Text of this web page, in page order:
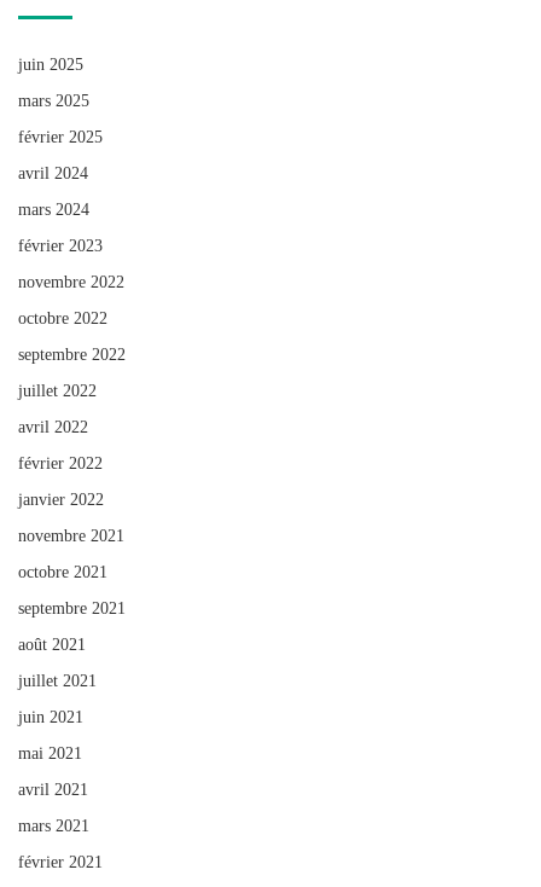
juin 2025
mars 2025
février 2025
avril 2024
mars 2024
février 2023
novembre 2022
octobre 2022
septembre 2022
juillet 2022
avril 2022
février 2022
janvier 2022
novembre 2021
octobre 2021
septembre 2021
août 2021
juillet 2021
juin 2021
mai 2021
avril 2021
mars 2021
février 2021